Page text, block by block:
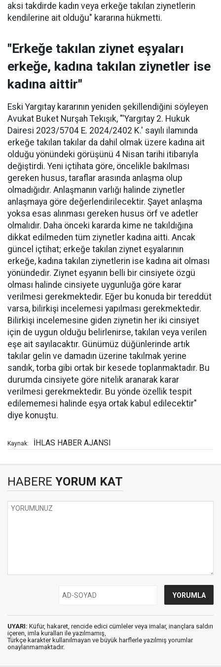
aksi takdirde kadın veya erkeğe takılan ziynetlerin
kendilerine ait olduğu" kararına hükmetti.
"Erkeğe takılan ziynet eşyaları
erkeğe, kadına takılan ziynetler ise
kadına aittir"
Eski Yargıtay kararının yeniden şekillendiğini söyleyen
Avukat Buket Nurşah Tekışık, "'Yargıtay 2. Hukuk
Dairesi 2023/5704 E. 2024/2402 K.' sayılı ilamında
erkeğe takılan takılar da dahil olmak üzere kadına ait
olduğu yönündeki görüşünü 4 Nisan tarihi itibarıyla
değiştirdi. Yeni içtihata göre, öncelikle bakılması
gereken husus, taraflar arasında anlaşma olup
olmadığıdır. Anlaşmanın varlığı halinde ziynetler
anlaşmaya göre değerlendirilecektir. Şayet anlaşma
yoksa esas alınması gereken husus örf ve adetler
olmalıdır. Daha önceki kararda kime ne takıldığına
dikkat edilmeden tüm ziynetler kadına aitti. Ancak
güncel içtihat; erkeğe takılan ziynet eşyalarının
erkeğe, kadına takılan ziynetlerin ise kadına ait olması
yönündedir. Ziynet eşyanın belli bir cinsiyete özgü
olması halinde cinsiyete uygunluğa göre karar
verilmesi gerekmektedir. Eğer bu konuda bir tereddüt
varsa, bilirkişi incelemesi yapılması gerekmektedir.
Bilirkişi incelemesine giden ziynetin her iki cinsiyet
için de uygun olduğu belirlenirse, takılan veya verilen
eşe ait sayılacaktır. Günümüz düğünlerinde artık
takılar gelin ve damadın üzerine takılmak yerine
sandık, torba gibi ortak bir kesede toplanmaktadır. Bu
durumda cinsiyete göre nitelik aranarak karar
verilmesi gerekmektedir. Bu yönde özellik tespit
edilememesi halinde eşya ortak kabul edilecektir"
diye konuştu.
Kaynak: İHLAS HABER AJANSI
HABERE YORUM KAT
UYARI: Küfür, hakaret, rencide edici cümleler veya imalar, inançlara saldırı
içeren, imla kuralları ile yazılmamış,
Türkçe karakter kullanılmayan ve büyük harflerle yazılmış yorumlar
onaylanmamaktadır.